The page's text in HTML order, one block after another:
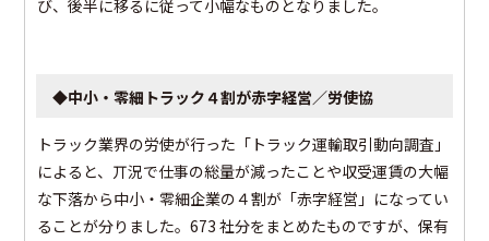
び、後半に移るに従って小幅なものとなりました。
◆中小・零細トラック４割が赤字経営／労使協
トラック業界の労使が行った「トラック運輸取引動向調査」
によると、丌況で仕事の総量が減ったことや収受運賃の大幅
な下落から中小・零細企業の４割が「赤字経営」になってい
ることが分りました。673 社分をまとめたものですが、保有